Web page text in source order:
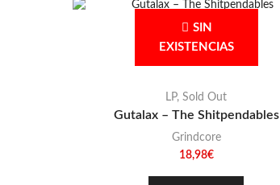
SIN
EXISTENCIAS
LP, Sold Out
Gutalax – The Shitpendables
Grindcore
18,98€